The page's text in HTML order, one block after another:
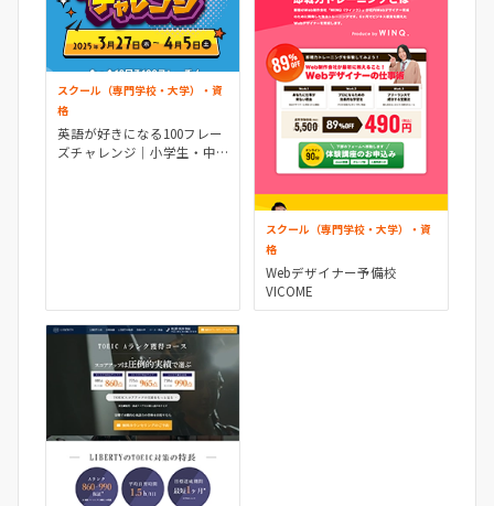
スクール（専門学校・大学）・資
格
英語が好きになる100フレー
ズチャレンジ｜小学生・中
スクール（専門学校・大学）・資
格
Webデザイナー予備校
VICOME